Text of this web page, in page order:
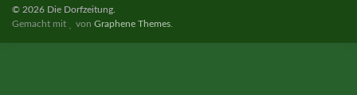
© 2026 Die Dorfzeitung.
Gemacht mit
vonGraphene Themes